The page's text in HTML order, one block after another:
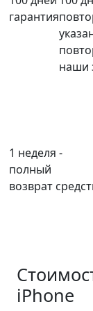
гарантия
наши
1 неделя -
полный
возврат
iPhone